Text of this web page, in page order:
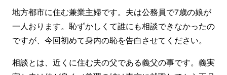
地方都市に住む兼業主婦です。夫は公務員で7歳の娘が
一人おります。恥ずかしくて誰にも相談できなかったの
ですが、今回初めて身内の恥を告白させてください。
相談とは、近くに住む夫の父である義父の事です。義実